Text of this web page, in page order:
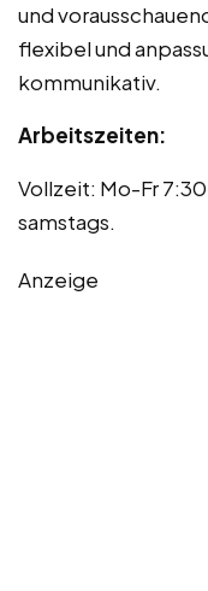
und
flexibel und
kommunikativ.
Arbeitszeiten:
Vollzeit: Mo-Fr
samstags.
Anzeige